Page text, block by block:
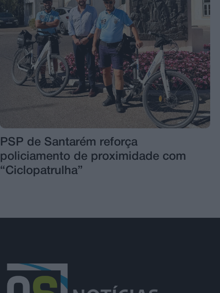
PSP de Santarém reforça
policiamento de proximidade com
“Ciclopatrulha”